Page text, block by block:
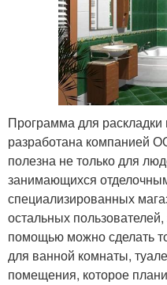
Программа для
разработана компанией
полезна не только для
занимающихся
специализированных
остальных
помощью можно сделать
для ванной комнаты,
помещения, которое